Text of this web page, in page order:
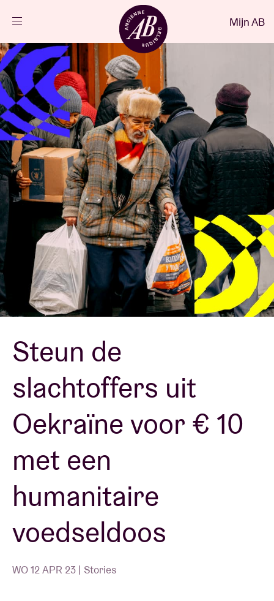
Agenda
Projecten
Nieuws
Bezoekersinfo
AB ❤ you
Zaalhuur
BRDCST
ABtv
Concertcheque
Over AB
Contact
Mijn AB
Steun de
slachtoffers uit
Oekraïne voor € 10
met een
humanitaire
voedseldoos
WO 12 APR 23 | Stories